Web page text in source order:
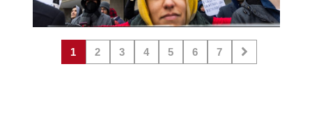
1 2 3 4 5 6 7